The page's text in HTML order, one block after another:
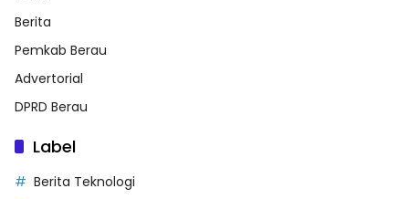
Berita
Pemkab Berau
Advertorial
DPRD Berau
Label
Berita Teknologi